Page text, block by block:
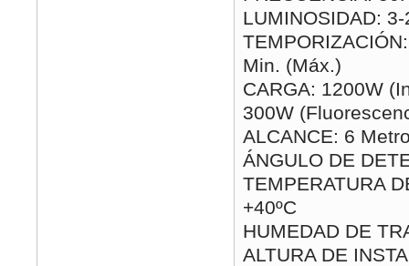
LUMINOSIDAD:
Min. (Máx.)
CARGA: 1200W
300W
ALCANCE: 6
ÁNGULO DE
TEMPERATURA
+40ºC
HUMEDAD DE
ALTURA DE